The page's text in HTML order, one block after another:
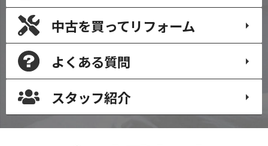
中古を買ってリフォーム
よくある質問
スタッフ紹介